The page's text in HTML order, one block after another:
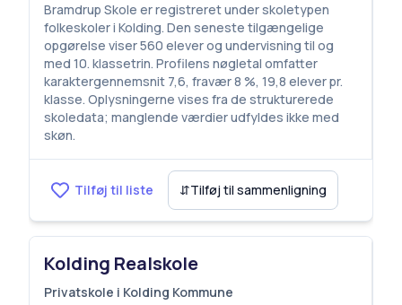
Bramdrup Skole er registreret under skoletypen
folkeskoler i Kolding. Den seneste tilgængelige
opgørelse viser 560 elever og undervisning til og
med 10. klassetrin. Profilens nøgletal omfatter
karaktergennemsnit 7,6, fravær 8 %, 19,8 elever pr.
klasse. Oplysningerne vises fra de strukturerede
skoledata; manglende værdier udfyldes ikke med
skøn.
Tilføj til liste ⇵Tilføj til sammenligning
Kolding Realskole
Privatskole i Kolding Kommune